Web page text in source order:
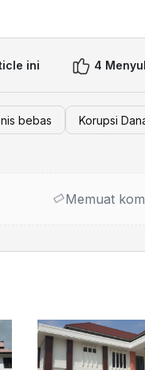
ini 4
bebas Korupsi
Memuat